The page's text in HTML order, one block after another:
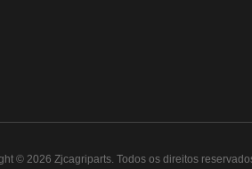
© 2026 Zjcagriparts. Todos os direitos